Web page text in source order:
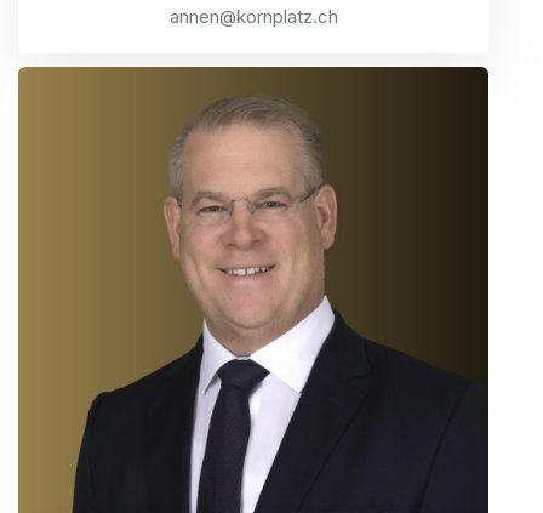
annen@kornplatz.ch